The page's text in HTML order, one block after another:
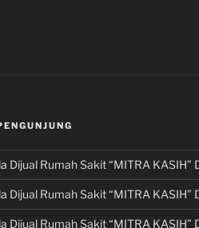
Dijual Rumah Sakit “MITRA KASIH”
Dijual Rumah Sakit “MITRA KASIH”
Dijual Rumah Sakit “MITRA KASIH”